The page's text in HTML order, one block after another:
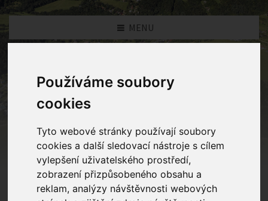
Používáme soubory
cookies
Tyto webové stránky používají soubory
cookies a další sledovací nástroje s cílem
vylepšení uživatelského prostředí,
zobrazení přizpůsobeného obsahu a
reklam, analýzy návštěvnosti webových
MENU
Novinky
Podkopná Lhota Novinky